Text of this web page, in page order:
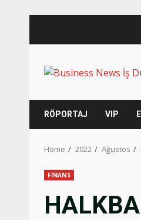
RÖPORTAJ VIP
Home 2022 Ağustos
FİNANS